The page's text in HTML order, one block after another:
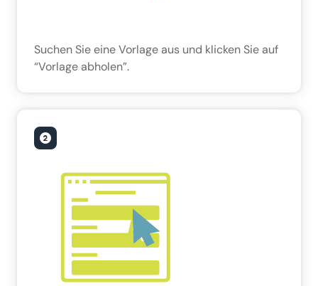
Suchen Sie eine Vorlage aus und klicken Sie auf
“Vorlage abholen”.